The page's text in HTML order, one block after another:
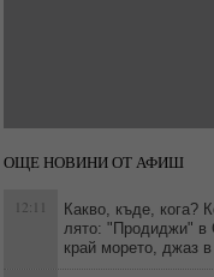
ОЩЕ НОВИНИ ОТ АФИШ
12:11
Какво, къде, кога?
лято: "Продиджи" в
край морето, джаз